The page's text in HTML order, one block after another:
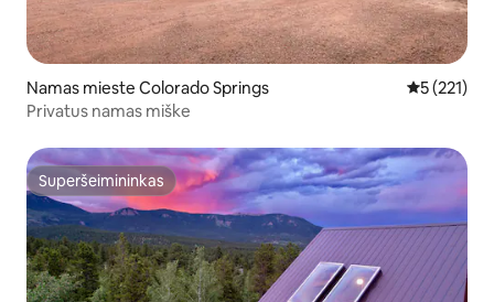
Namas mieste Colorado Springs Vidutinis
5 (221)
Privatus namas miške
Superšeimininkas
Superšeimininkas